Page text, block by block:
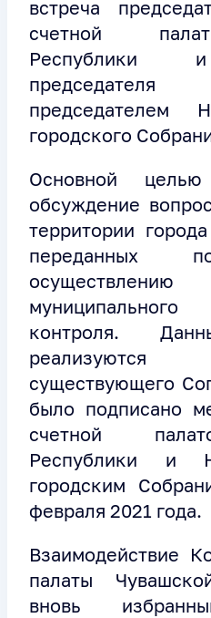
встреча
счетной
Республики
председателем
городского
Основной
обсуждение
территории
переданных
контроля.
существующего
было подписано
счетной
Республики и
городским
февраля 2021 года.
Взаимодействие
палаты
вновь